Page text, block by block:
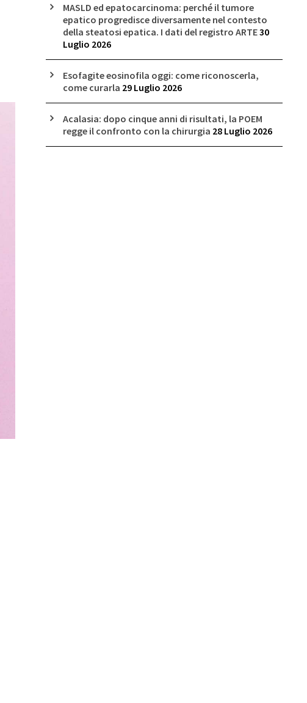
MASLD ed epatocarcinoma: perché il tumore
epatico progredisce diversamente nel contesto
della steatosi epatica. I dati del registro ARTE30
Luglio 2026
Esofagite eosinofila oggi: come riconoscerla,
come curarla 29 Luglio 2026
Acalasia: dopo cinque anni di risultati, la POEM
regge il confronto con la chirurgia 28 Luglio 2026